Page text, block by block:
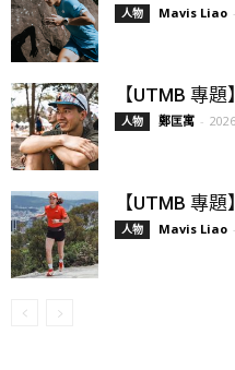
人物 Mavis Liao -
【UTMB 專
人物 鄭匡寓 -
【UTMB 專
人物 Mavis Liao -